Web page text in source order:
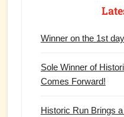
Winner on the 1st
Sole Winner of
Comes Forward!
Historic Run Brings